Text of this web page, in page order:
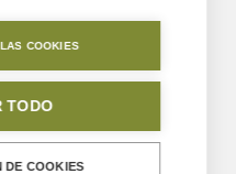
comercial, hasta la
o la mejor forma
COOKIES
TODO
DE COOKIES